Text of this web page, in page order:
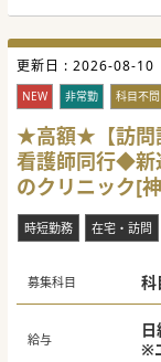
更新日 : 2026-08-10
NEW 非常勤 科目不問
★高額★【訪問
看護師同行◆新
のクリニック[
時短勤務 在宅・訪問
募集科目 科
給与
※